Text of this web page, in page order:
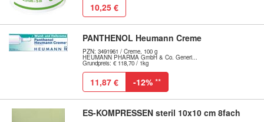
10,25 €
PANTHENOL Heumann Creme
PZN: 3491961 / Creme, 100 g
HEUMANN PHARMA GmbH & Co. Generi...
Grundpreis: € 118,70 / 1kg
11,87 € -12% **
ES-KOMPRESSEN steril 10x10 cm 8fach